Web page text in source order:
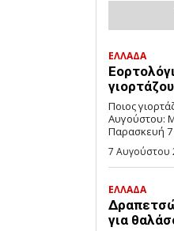
ΕΛΛΑΔΑ
Ποιος
Αυγούστου:
Παρασκευή 7
7 Αυγούστου
ΕΛΛΑΔΑ
για